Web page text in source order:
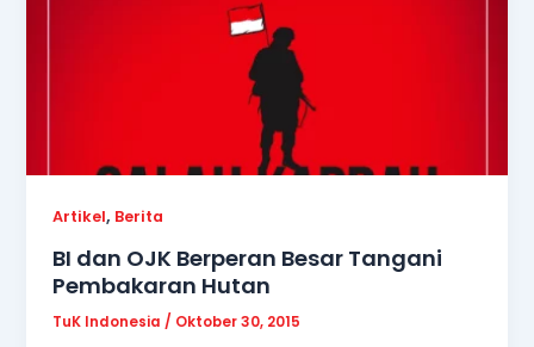
Artikel, Berita
BI dan OJK Berperan Besar Tangani
Pembakaran Hutan
TuK Indonesia / Oktober 30, 2015